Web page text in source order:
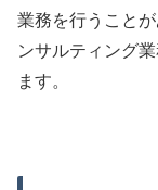
業務を行うこと
ンサルティング
ます。